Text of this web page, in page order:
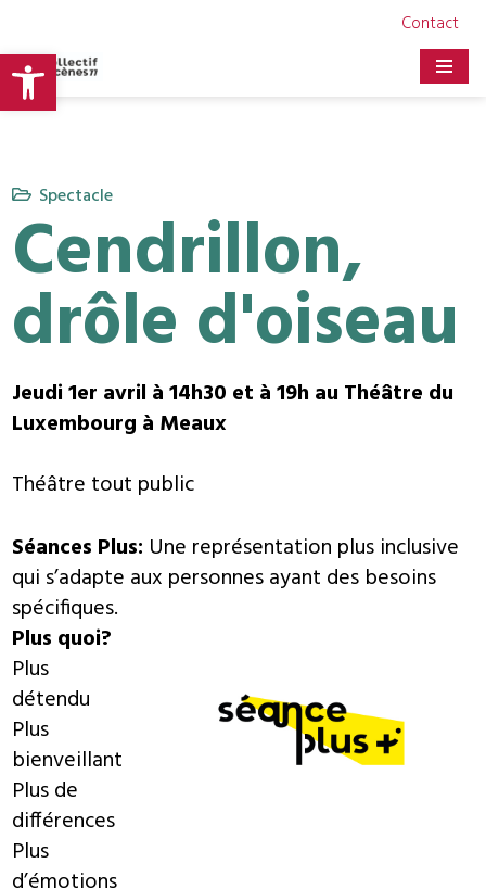
Ouvrir la barre d’outils
Contact
Aller
au
contenu
Spectacle
Cendrillon,
drôle d'oiseau
Jeudi 1er avril à 14h30 et à 19h au Théâtre du
Luxembourg à Meaux
Théâtre tout public
Séances Plus: Une représentation plus inclusive
qui s’adapte aux personnes ayant des besoins
spécifiques.
Plus quoi?
Plus
détendu
Plus
bienveillant
Plus de
différences
Plus